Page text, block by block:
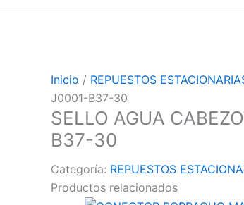
Inicio / REPUESTOS
J0001-B37-30
SELLO AGUA
B37-30
Categoría: REPUESTOS
Productos relacionados